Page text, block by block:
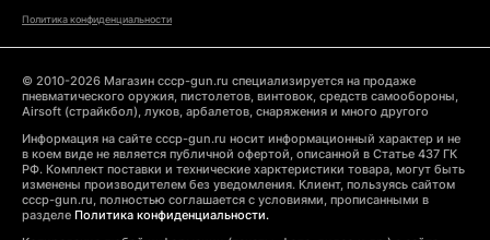
Политика конфиденциальности
© 2010-2026 Магазин cccp-gun.ru специализируется на продаже
пневматического оружия, пистолетов, винтовок, средств самообороны,
Airsoft (страйкбол), луков, арбалетов, снаряжения и много другого
Информация на сайте cccp-gun.ru носит информационный характер и не
в коем виде не является публичной офертой, описанной в Статье 437 ГК
РФ. Комплект поставки и технические харктеристики товара, могут быть
изменены производителем без уведомления. Клиент, пользуясь сайтом
cccp-gun.ru, полностью соглашается с условиями, прописанными в
разделе Политика конфиденциальности.